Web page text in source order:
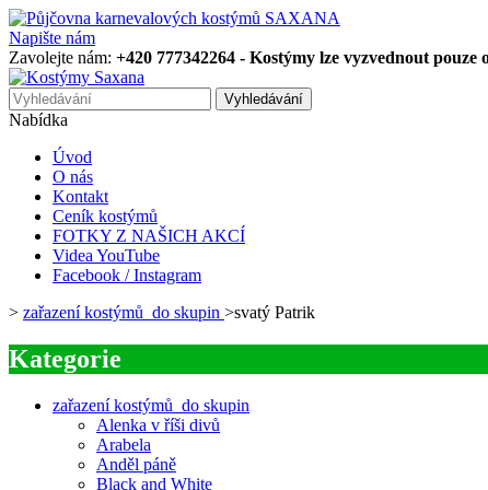
Napište nám
Zavolejte nám: +420 777342264 - Kostýmy lze vyzvednout
Vyhledávání
Nabídka
Úvod
O nás
Kontakt
Ceník kostýmů
FOTKY Z NAŠICH AKCÍ
Videa YouTube
Facebook / Instagram
> zařazení kostýmů do skupin >svatý Patrik
Kategorie
zařazení kostýmů do skupin
Alenka v říši divů
Arabela
Anděl páně
Black and White